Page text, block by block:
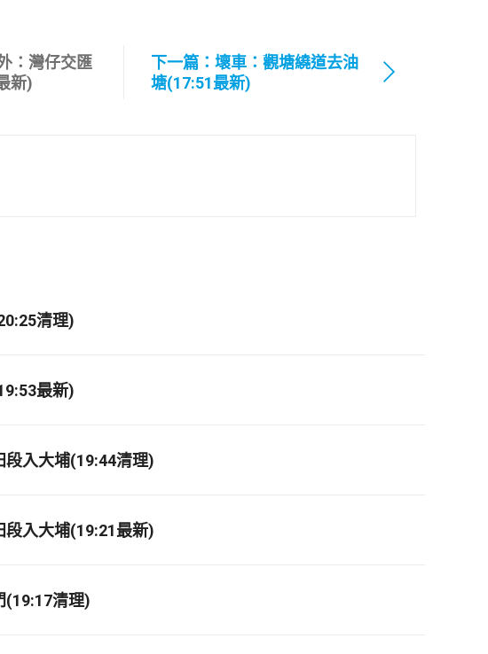
：灣仔交匯
新)
下一篇：壞車：觀塘繞道去油
塘(17:51最新)
清理)
最新)
段入大埔(19:44清理)
段入大埔(19:21最新)
(19:17清理)